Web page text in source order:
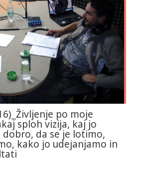
po moje
sploh vizija, kaj jo
dobro, da se je lotimo,
kako jo udejanjamo in